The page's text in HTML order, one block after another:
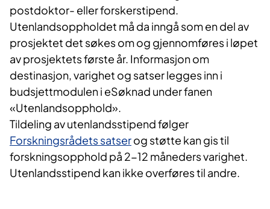
postdoktor- eller forskerstipend.
Utenlandsoppholdet må da inngå som en del av
prosjektet det søkes om og gjennomføres i løpet
av prosjektets første år. Informasjon om
destinasjon, varighet og satser legges inn i
budsjettmodulen i eSøknad under fanen
«Utenlandsopphold».
Tildeling av utenlandsstipend følger
Forskningsrådets satserog støtte kan gis til
forskningsopphold på 2-12 måneders varighet.
Utenlandsstipend kan ikke overføres til andre.